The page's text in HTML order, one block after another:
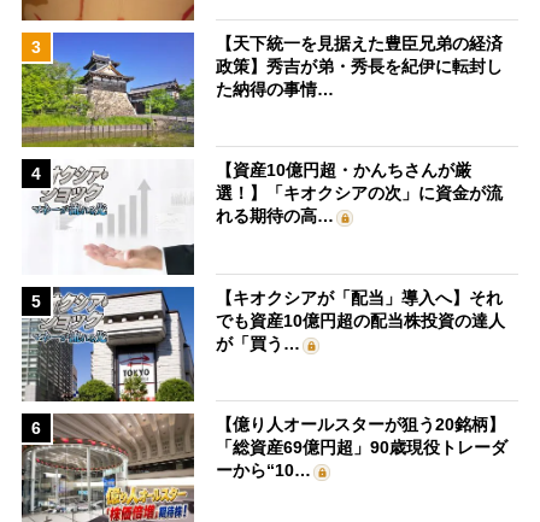
3
【天下統一を見据えた豊臣兄弟の経済
政策】秀吉が弟・秀長を紀伊に転封し
た納得の事情…
4
【資産10億円超・かんちさんが厳
選！】「キオクシアの次」に資金が流
れる期待の高…
5
【キオクシアが「配当」導入へ】それ
でも資産10億円超の配当株投資の達人
が「買う…
6
【億り人オールスターが狙う20銘柄】
「総資産69億円超」90歳現役トレーダ
ーから“10…